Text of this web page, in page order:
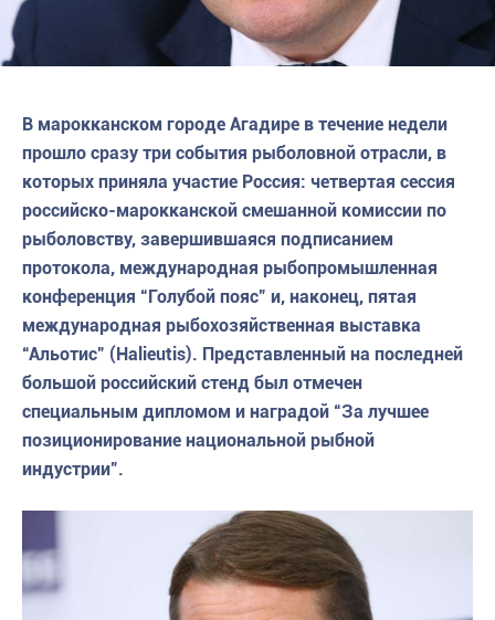
В марокканском городе Агадире в течение недели
прошло сразу три события рыболовной отрасли, в
которых приняла участие Россия: четвертая сессия
российско-марокканской смешанной комиссии по
рыболовству, завершившаяся подписанием
протокола, международная рыбопромышленная
конференция “Голубой пояс” и, наконец, пятая
международная рыбохозяйственная выставка
“Альотис” (Halieutis). Представленный на последней
большой российский стенд был отмечен
специальным дипломом и наградой “За лучшее
позиционирование национальной рыбной
индустрии”.